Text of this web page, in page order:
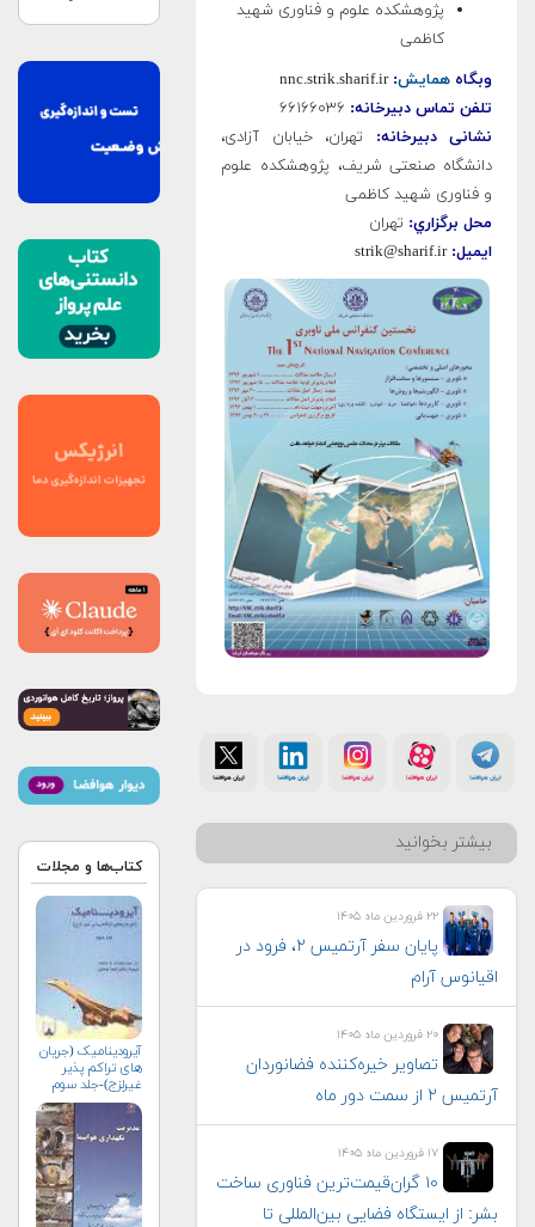
پژوهشکده علوم و فناوری شهید
کاظمی
وبگاه همايش:
nnc.strik.sharif.ir
تلفن تماس دبيرخانه:
نشانی دبيرخانه: تهران، خیابان آزادی،
دانشگاه صنعتی شریف، پژوهشکده علوم
و فناوری شهید کاظمی
محل برگزاري: تهران
ایمیل: strik@sharif.ir
بیشتر بخوانید
۲۲ فروردین ماه ۱۴۰۵
پایان سفر آرتمیس ۲، فرود در
اقیانوس آرام
۲۰ فروردین ماه ۱۴۰۵
تصاویر خیره‌کننده فضانوردان
آرتمیس ۲ از سمت دور ماه
۱۷ فروردین ماه ۱۴۰۵
۱۰ گران‌قیمت‌ترین فناوری‌ ساخت
بشر: از ایستگاه فضایی بین‌المللی تا
کتاب‌ها و مجلات
آیرودینامیک (جریان
های تراکم پذیر
غیرلزج)-جلد سوم